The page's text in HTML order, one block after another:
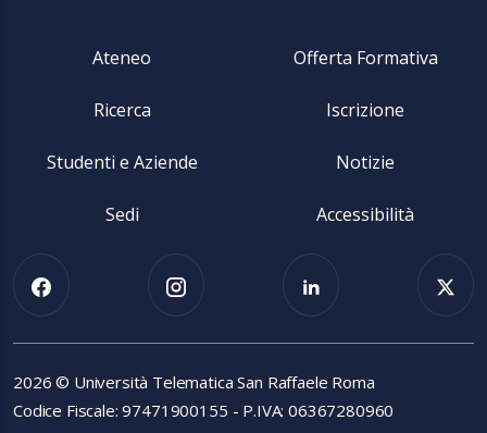
Ateneo Offerta Formativa
Ricerca Iscrizione
Studenti e Aziende Notizie
Sedi Accessibilità
2026 © Università Telematica San Raffaele Roma
Codice Fiscale: 97471900155 - P.IVA: 06367280960